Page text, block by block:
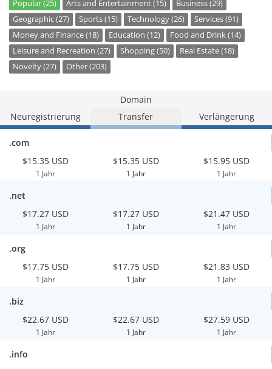
Popular (25) Arts and Entertainment (15)
Business (29)
Geographic (27)
Sports (15) Technology (26)
Services (91)
Money and Finance (18)
Education (12)
Food and Drink (14)
Leisure and Recreation (27)
Shopping (50)
Real Estate (18)
Novelty (27)
Other (203)
Domain
Neuregistrierung
Transfer Verlängerung
.com
$15.35 USD
1 Jahr
$15.35 USD
1 Jahr
$15.95 USD
1 Jahr
.net
$17.27 USD
1 Jahr
$17.27 USD
1 Jahr
$21.47 USD
1 Jahr
.org
$17.75 USD
1 Jahr
$17.75 USD
1 Jahr
$21.83 USD
1 Jahr
.biz
$22.67 USD
1 Jahr
$22.67 USD
1 Jahr
$27.59 USD
1 Jahr
.info